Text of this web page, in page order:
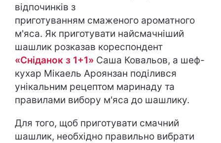
відпочинків з
приготуванням смаженого ароматного
м'яса. Як приготувати найсмачніший
шашлик розказав кореспондент
«Сніданок з 1+1» Саша Ковальов, а шеф-
кухар Мікаель Ароянзан поділився
унікальним рецептом маринаду та
правилами вибору м'яса до шашлику.
Для того, щоб приготувати смачний
шашлик, необхідно правильно вибрати